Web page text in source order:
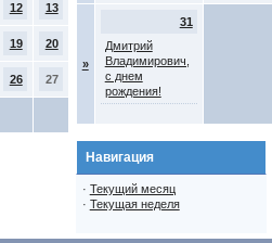
12 13
19 20
26 27
»
31
Дмитрий
Владимирович,
с днем
рождения!
Навигация
· Текущий месяц
· Текущая неделя